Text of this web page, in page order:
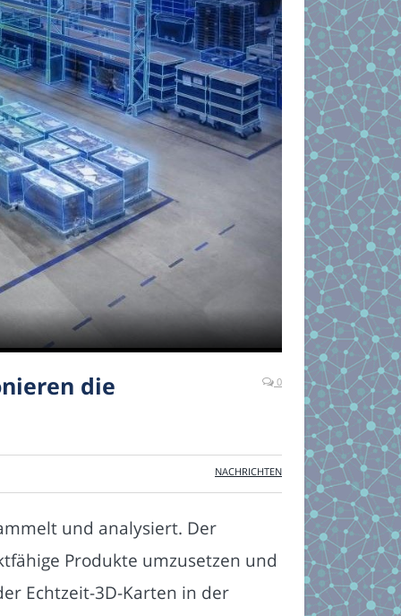
die 0
NACHRICHTEN
und analysiert. Der
Produkte umzusetzen und
Echtzeit-3D-Karten in der